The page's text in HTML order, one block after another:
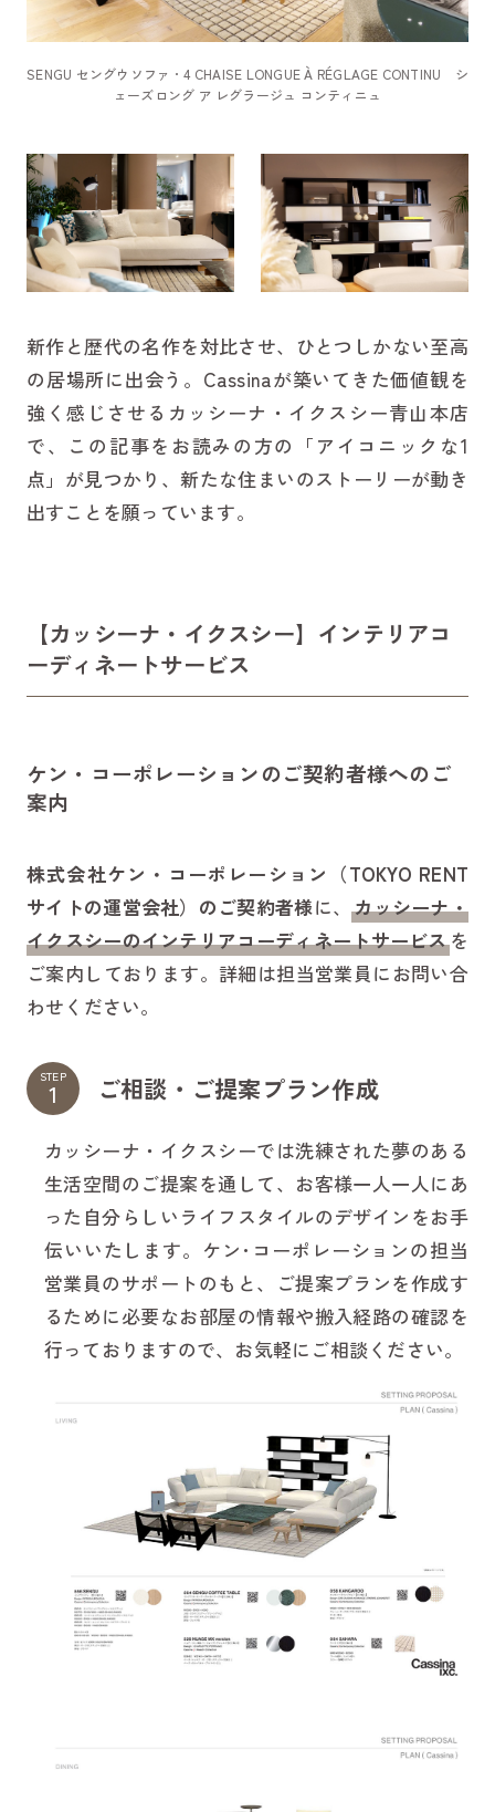
SENGU セングウソファ ・4 CHAISE LONGUE À RÉGLAGE CONTINU シ
ェーズロング ア レグラージュ コンティニュ
新作と歴代の名作を対比させ、ひとつしかない至高
の居場所に出会う。Cassinaが築いてきた価値観を
強く感じさせるカッシーナ・イクスシー青山本店
で、この記事をお読みの方の「アイコニックな1
点」が見つかり、新たな住まいのストーリーが動き
出すことを願っています。
【カッシーナ・イクスシー】 インテリアコ
ーディネートサービス
ケン・コーポレーションのご契約者様へのご
案内
株式会社ケン・コーポレーション（TOKYO RENT
サイトの運営会社）のご契約者様に、カッシーナ・
イクスシーのインテリアコーディネートサービスを
ご案内しております。詳細は担当営業員にお問い合
わせください。
STEP ご相談・ご提案プラン作成
カッシーナ・イクスシーでは洗練された夢のある
生活空間のご提案を通して、お客様一人一人にあ
った自分らしいライフスタイルのデザインをお手
伝いいたします。ケン･コーポレーションの担当
営業員のサポートのもと、ご提案プランを作成す
るために必要なお部屋の情報や搬入経路の確認を
行っておりますので、お気軽にご相談ください。